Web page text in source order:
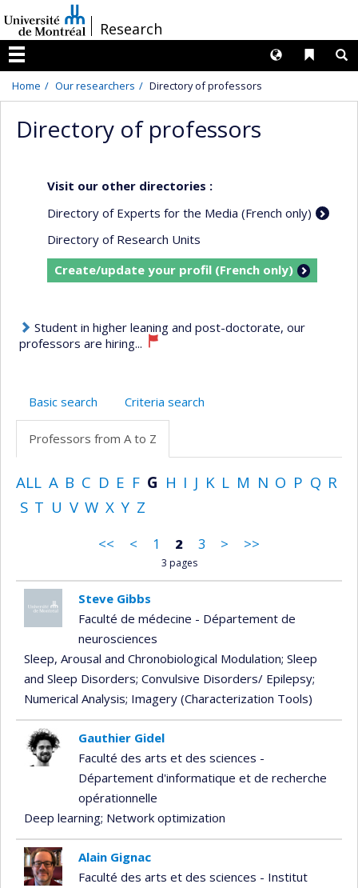
au
contenu
/Research
Menu
Liens
Langues
Home Our researchers Directory of professors
Directory of professors
Visit our other directories :
Directory of Experts for the Media (French only)
Directory of Research Units
Create/update your profil (French only)
Student in higher leaning and post-doctorate, our
professors are hiring...
Basic search Criteria search
Professors from A to Z
ALL A B C D E F G H I J K L M N O P Q R
S T U V W X Y Z
<< < 1 2 3 > >>
3 pages
Steve Gibbs
Faculté de médecine - Département de
neurosciences
Sleep, Arousal and Chronobiological Modulation; Sleep
and Sleep Disorders; Convulsive Disorders/ Epilepsy;
Numerical Analysis; Imagery (Characterization Tools)
Gauthier Gidel
Faculté des arts et des sciences -
Département d'informatique et de recherche
opérationnelle
Deep learning; Network optimization
Alain Gignac
Faculté des arts et des sciences - Institut